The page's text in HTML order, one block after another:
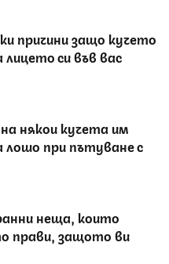
причини защо кучето
лицето си във вас
някои кучета им
лошо при пътуване с
неща, които
прави, защото ви